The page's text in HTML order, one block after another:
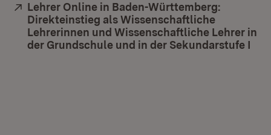
Extern:
Lehrer Online in Baden-Württemberg:
Direkteinstieg als Wissenschaftliche
Lehrerinnen und Wissenschaftliche Lehrer in
der Grundschule und in der Sekundarstufe I